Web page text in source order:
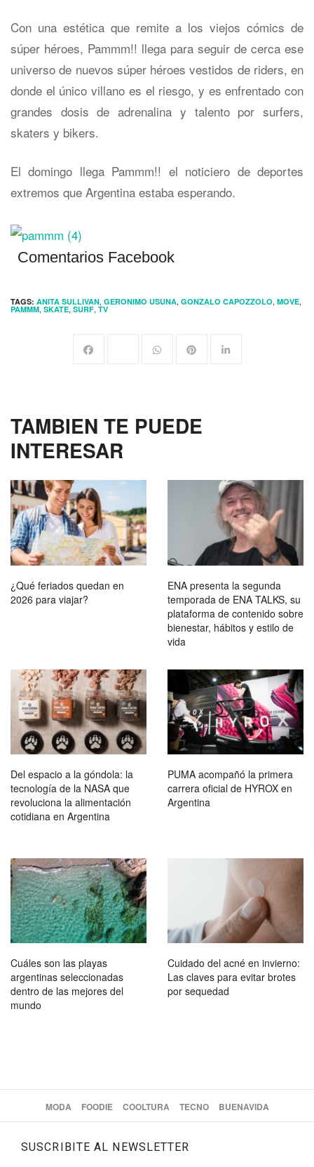
Con una estética que remite a los viejos cómics de
súper héroes, Pammm!! llega para seguir de cerca ese
universo de nuevos súper héroes vestidos de riders, en
donde el único villano es el riesgo, y es enfrentado con
grandes dosis de adrenalina y talento por surfers,
skaters y bikers.
El domingo llega Pammm!! el noticiero de deportes
extremos que Argentina estaba esperando.
Comentarios Facebook
TAGS: ANITA SULLIVAN, GERONIMO USUNA, GONZALO CAPOZZOLO, MOVE,
PAMMM, SKATE, SURF, TV
TAMBIEN TE PUEDE
INTERESAR
¿Qué feriados quedan en
2026 para viajar?
ENA presenta la segunda
temporada de ENA TALKS, su
plataforma de contenido sobre
bienestar, hábitos y estilo de
vida
Del espacio a la góndola: la
tecnología de la NASA que
revoluciona la alimentación
cotidiana en Argentina
PUMA acompañó la primera
carrera oficial de HYROX en
Argentina
Cuáles son las playas
argentinas seleccionadas
dentro de las mejores del
mundo
Cuidado del acné en invierno:
Las claves para evitar brotes
por sequedad
MODA FOODIE COOLTURA TECNO BUENAVIDA
SUSCRIBITE AL NEWSLETTER